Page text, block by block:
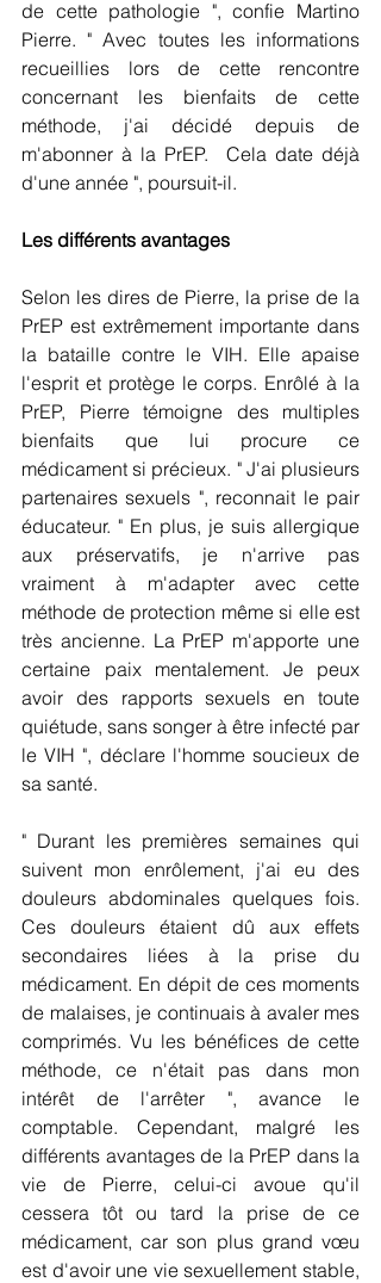
de cette pathologie ", confie Martino
Pierre. " Avec toutes les informations
recueillies lors de cette rencontre
concernant les bienfaits de cette
méthode, j'ai décidé depuis de
m'abonner à la PrEP.  Cela date déjà
d'une année ", poursuit-il.
Les différents avantages
Selon les dires de Pierre, la prise de la
PrEP est extrêmement importante dans
la bataille contre le VIH. Elle apaise
l'esprit et protège le corps. Enrôlé à la
PrEP, Pierre témoigne des multiples
bienfaits que lui procure ce
médicament si précieux. " J'ai plusieurs
partenaires sexuels ", reconnait le pair
éducateur. " En plus, je suis allergique
aux préservatifs, je n'arrive pas
vraiment à m'adapter avec cette
méthode de protection même si elle est
très ancienne. La PrEP m'apporte une
certaine paix mentalement. Je peux
avoir des rapports sexuels en toute
quiétude, sans songer à être infecté par
le VIH ", déclare l'homme soucieux de
sa santé.
" Durant les premières semaines qui
suivent mon enrôlement, j'ai eu des
douleurs abdominales quelques fois.
Ces douleurs étaient dû aux effets
secondaires liées à la prise du
médicament. En dépit de ces moments
de malaises, je continuais à avaler mes
comprimés. Vu les bénéfices de cette
méthode, ce n'était pas dans mon
intérêt de l'arrêter ", avance le
comptable. Cependant, malgré les
différents avantages de la PrEP dans la
vie de Pierre, celui-ci avoue qu'il
cessera tôt ou tard la prise de ce
médicament, car son plus grand vœu
est d'avoir une vie sexuellement stable,